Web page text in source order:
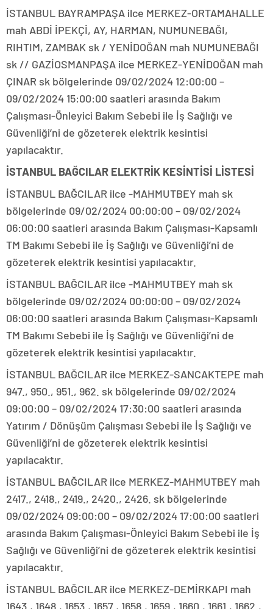
İSTANBUL BAYRAMPAŞA ilce MERKEZ-ORTAMAHALLE
mah ABDİ İPEKÇİ, AY, HARMAN, NUMUNEBAĞI,
RIHTIM, ZAMBAK sk / YENİDOĞAN mah NUMUNEBAĞI
sk // GAZİOSMANPAŞA ilce MERKEZ-YENİDOĞAN mah
ÇINAR sk bölgelerinde 09/02/2024 12:00:00 –
09/02/2024 15:00:00 saatleri arasında Bakım
Çalışması-Önleyici Bakım Sebebi ile İş Sağlığı ve
Güvenliği’ni de gözeterek elektrik kesintisi
yapılacaktır.
İSTANBUL BAĞCILAR ELEKTRİK KESİNTİSİ LİSTESİ
İSTANBUL BAĞCILAR ilce -MAHMUTBEY mah sk
bölgelerinde 09/02/2024 00:00:00 – 09/02/2024
06:00:00 saatleri arasında Bakım Çalışması-Kapsamlı
TM Bakımı Sebebi ile İş Sağlığı ve Güvenliği’ni de
gözeterek elektrik kesintisi yapılacaktır.
İSTANBUL BAĞCILAR ilce -MAHMUTBEY mah sk
bölgelerinde 09/02/2024 00:00:00 – 09/02/2024
06:00:00 saatleri arasında Bakım Çalışması-Kapsamlı
TM Bakımı Sebebi ile İş Sağlığı ve Güvenliği’ni de
gözeterek elektrik kesintisi yapılacaktır.
İSTANBUL BAĞCILAR ilce MERKEZ-SANCAKTEPE mah
947., 950., 951., 962. sk bölgelerinde 09/02/2024
09:00:00 – 09/02/2024 17:30:00 saatleri arasında
Yatırım / Dönüşüm Çalışması Sebebi ile İş Sağlığı ve
Güvenliği’ni de gözeterek elektrik kesintisi
yapılacaktır.
İSTANBUL BAĞCILAR ilce MERKEZ-MAHMUTBEY mah
2417., 2418., 2419., 2420., 2426. sk bölgelerinde
09/02/2024 09:00:00 – 09/02/2024 17:00:00 saatleri
arasında Bakım Çalışması-Önleyici Bakım Sebebi ile İş
Sağlığı ve Güvenliği’ni de gözeterek elektrik kesintisi
yapılacaktır.
İSTANBUL BAĞCILAR ilce MERKEZ-DEMİRKAPI mah
1643., 1648., 1653., 1657., 1658., 1659., 1660., 1661., 1662.,